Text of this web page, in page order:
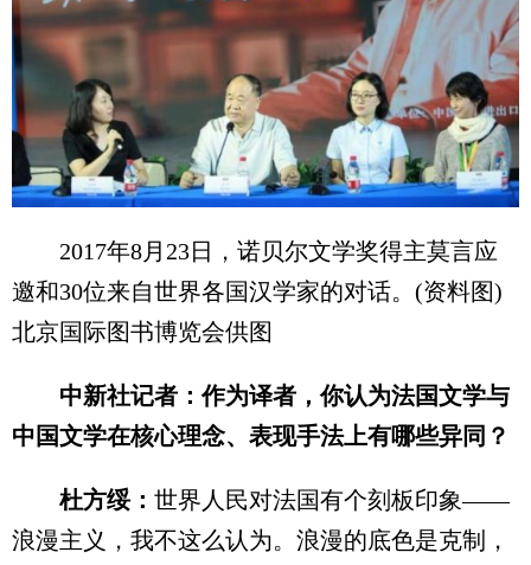
2017年8月23日，诺贝尔文学奖得主莫言应
邀和30位来自世界各国汉学家的对话。(资料图)
北京国际图书博览会供图
中新社记者：作为译者，你认为法国文学与
中国文学在核心理念、表现手法上有哪些异同？
杜方绥： 世界人民对法国有个刻板印象——
浪漫主义，我不这么认为。浪漫的底色是克制，